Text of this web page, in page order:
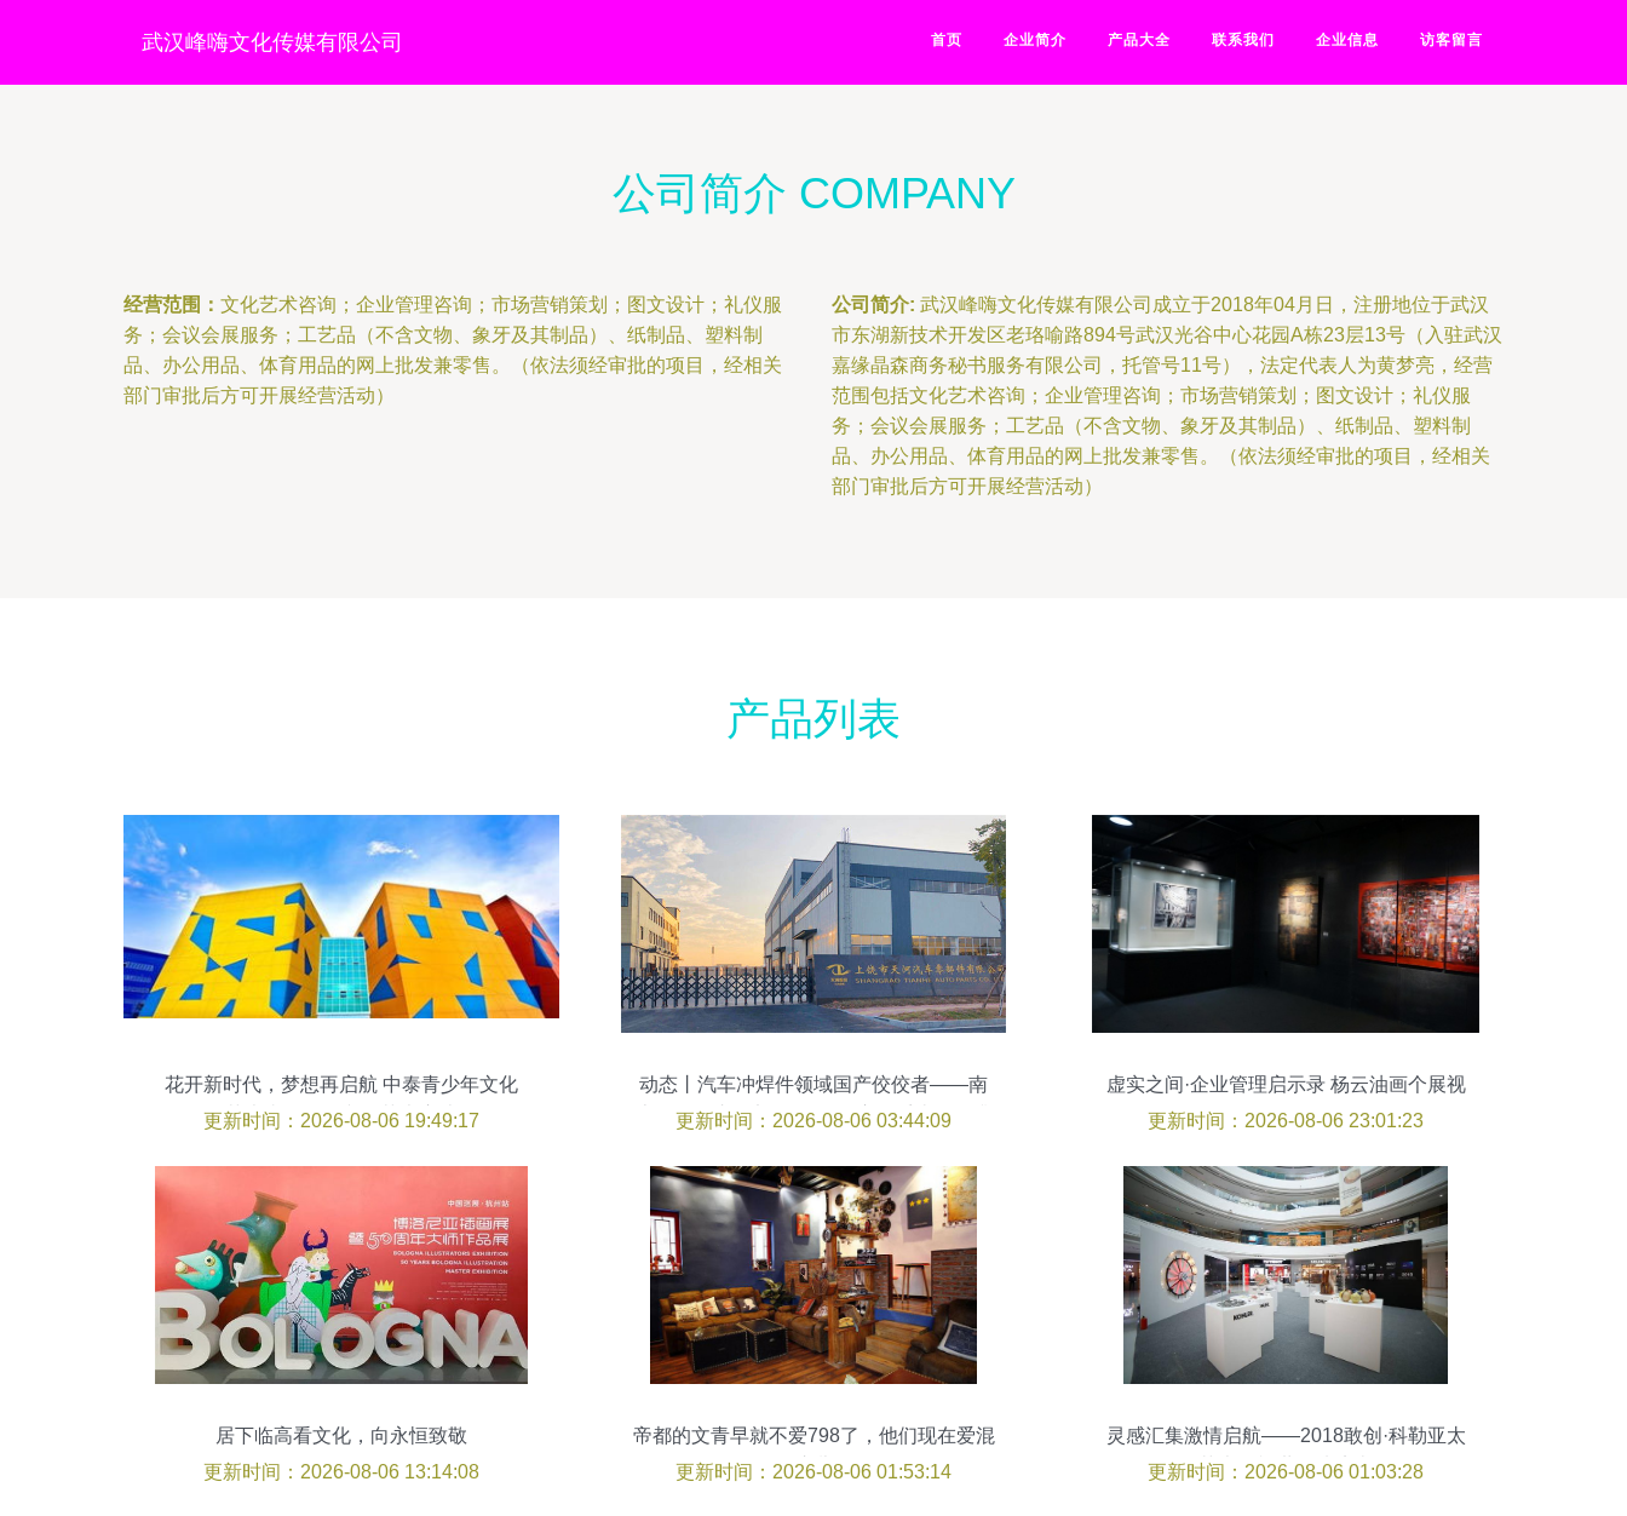
武汉峰嗨文化传媒有限公司 首页 企业简介 产品大全 联系我们 企业信息 访客留言
公司简介 COMPANY
经营范围： 文化艺术咨询；企业管理咨询；市场营销策划；图文设计；礼仪服
务；会议会展服务；工艺品（不含文物、象牙及其制品）、纸制品、塑料制
品、办公用品、体育用品的网上批发兼零售。（依法须经审批的项目，经相关
部门审批后方可开展经营活动）
公司简介: 武汉峰嗨文化传媒有限公司成立于2018年04月日，注册地位于武汉
市东湖新技术开发区老珞喻路894号武汉光谷中心花园A栋23层13号（入驻武汉
嘉缘晶森商务秘书服务有限公司，托管号11号），法定代表人为黄梦亮，经营
范围包括文化艺术咨询；企业管理咨询；市场营销策划；图文设计；礼仪服
务；会议会展服务；工艺品（不含文物、象牙及其制品）、纸制品、塑料制
品、办公用品、体育用品的网上批发兼零售。（依法须经审批的项目，经相关
部门审批后方可开展经营活动）
产品列表
花开新时代，梦想再启航 中泰青少年文化
艺术嘉年华的文化艺术启迪
更新时间：2026-08-06 19:49:17
动态丨汽车冲焊件领域国产佼佼者——南
京天河汽车零部件股份“供应链系统管理升
更新时间：2026-08-06 03:44:09
虚实之间·企业管理启示录 杨云油画个展视
角
更新时间：2026-08-06 23:01:23
居下临高看文化，向永恒致敬
更新时间：2026-08-06 13:14:08
帝都的文青早就不爱798了，他们现在爱混
这儿
更新时间：2026-08-06 01:53:14
灵感汇集激情启航——2018敢创·科勒亚太
艺术展耀世登陆济南
更新时间：2026-08-06 01:03:28